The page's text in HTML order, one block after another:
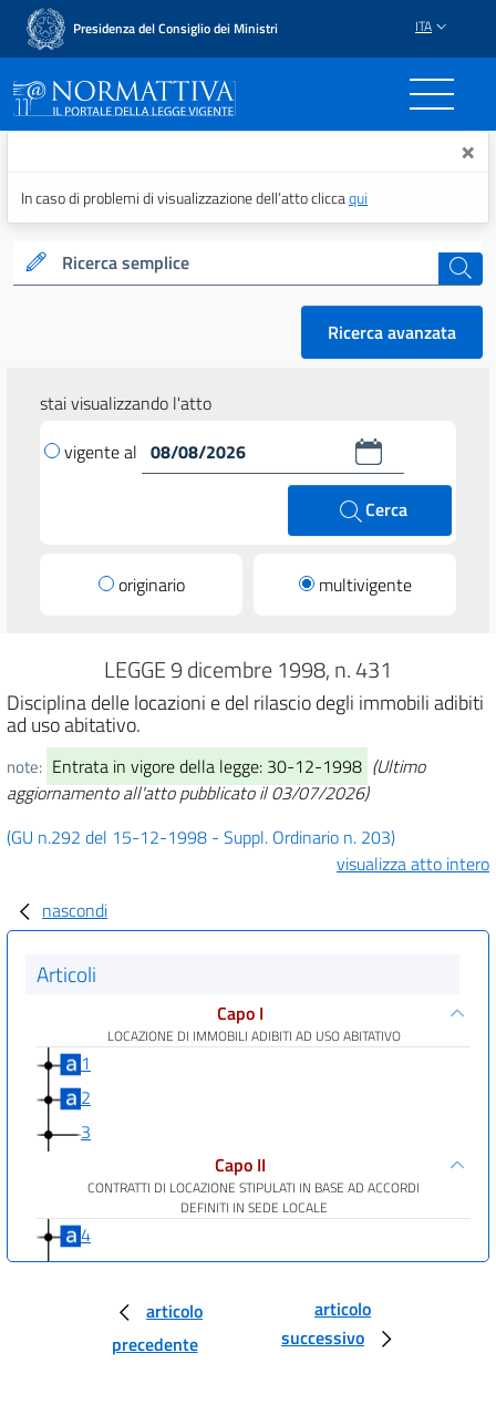
Presidenza del Consiglio dei Ministri ITA
Normattiva - Il portale ×
In caso di problemi di visualizzazione dell’atto cliccaqui
Ricerca semplice cerca
Ricerca avanzata
stai visualizzando l'atto
vigente al
Cerca
originario multivigente
LEGGE 9 dicembre 1998, n. 431
Disciplina delle locazioni e del rilascio degli immobili adibiti
ad uso abitativo.
note: Entrata in vigore della legge: 30-12-1998 (Ultimo
aggiornamento all'atto pubblicato il 03/07/2026)
(GU n.292 del 15-12-1998 - Suppl. Ordinario n. 203)
visualizza atto intero
nascondi
Articoli
Capo I
LOCAZIONE DI IMMOBILI ADIBITI AD USO ABITATIVO
1
2
3
Capo II
CONTRATTI DI LOCAZIONE STIPULATI IN BASE AD ACCORDI
DEFINITI IN SEDE LOCALE
4
4 bis
ESECUZIONE DEI PROVVEDIMENTI DI RILASCIO DEGLI IMMOBILI
articolo
precedente
articolo
successivo